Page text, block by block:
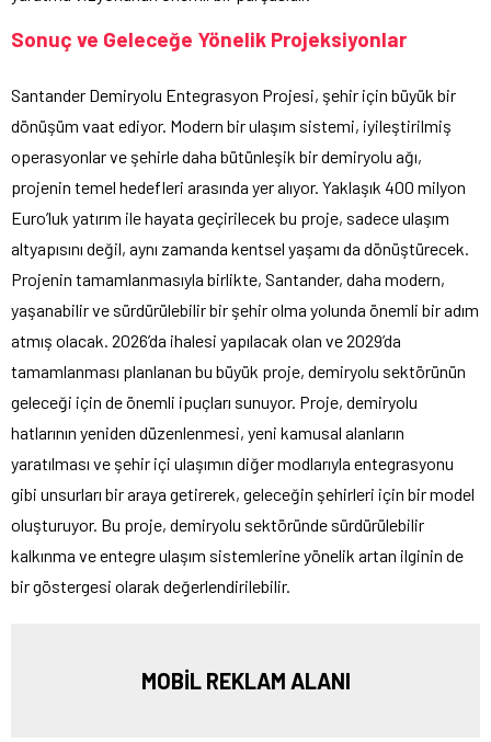
Sonuç ve Geleceğe Yönelik Projeksiyonlar
Santander Demiryolu Entegrasyon Projesi, şehir için büyük bir
dönüşüm vaat ediyor. Modern bir ulaşım sistemi, iyileştirilmiş
operasyonlar ve şehirle daha bütünleşik bir demiryolu ağı,
projenin temel hedefleri arasında yer alıyor. Yaklaşık 400 milyon
Euro’luk yatırım ile hayata geçirilecek bu proje, sadece ulaşım
altyapısını değil, aynı zamanda kentsel yaşamı da dönüştürecek.
Projenin tamamlanmasıyla birlikte, Santander, daha modern,
yaşanabilir ve sürdürülebilir bir şehir olma yolunda önemli bir adım
atmış olacak. 2026’da ihalesi yapılacak olan ve 2029’da
tamamlanması planlanan bu büyük proje, demiryolu sektörünün
geleceği için de önemli ipuçları sunuyor. Proje, demiryolu
hatlarının yeniden düzenlenmesi, yeni kamusal alanların
yaratılması ve şehir içi ulaşımın diğer modlarıyla entegrasyonu
gibi unsurları bir araya getirerek, geleceğin şehirleri için bir model
oluşturuyor. Bu proje, demiryolu sektöründe sürdürülebilir
kalkınma ve entegre ulaşım sistemlerine yönelik artan ilginin de
bir göstergesi olarak değerlendirilebilir.
MOBİL REKLAM ALANI